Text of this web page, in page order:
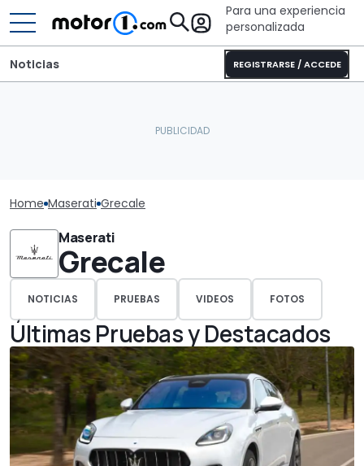
Para una experiencia
personalizada
REGISTRARSE / ACCEDE
Noticias
Home Maserati Grecale
Maserati
Grecale
NOTICIAS PRUEBAS VIDEOS FOTOS
Últimas Pruebas y Destacados